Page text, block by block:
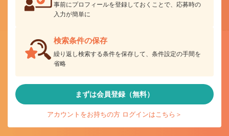
事前にプロフィールを登録しておくことで、応募時の
入力が簡単に
検索条件の保存
繰り返し検索する条件を保存して、条件設定の手間を
省略
まずは会員登録（無料）
アカウントをお持ちの方 ログインはこちら＞